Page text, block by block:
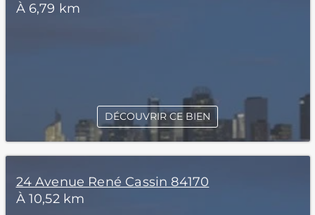
À 6,79 km
DÉCOUVRIR CE BIEN
24 Avenue René Cassin 84170
À 10,52 km